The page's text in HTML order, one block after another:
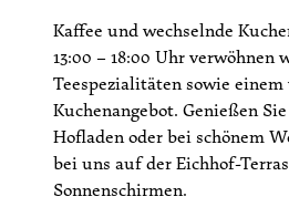
Kaffee und wechselnde
13:00 – 18:00 Uhr
Teespezialitäten sowie
Kuchenangebot. Genießen
Hofladen oder bei schönem
bei uns auf der Eichhof-
Sonnenschirmen.